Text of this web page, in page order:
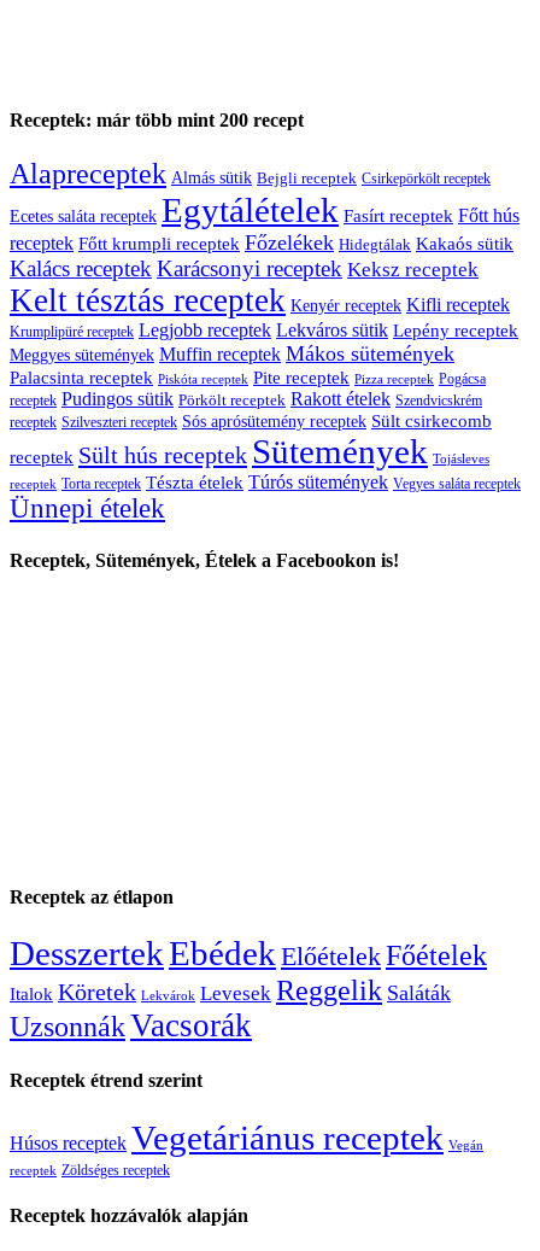
Receptek: már több mint 200 recept
Alapreceptek Almás sütik Bejgli receptek Csirkepörkölt receptek
Ecetes saláta receptek Egytálételek Fasírt receptek Főtt hús
receptek Főtt krumpli receptek Főzelékek Hidegtálak Kakaós sütik
Kalács receptek Karácsonyi receptek Keksz receptek
Kelt tésztás receptek Kenyér receptek Kifli receptek
Krumplipüré receptek Legjobb receptek Lekváros sütik Lepény receptek
Meggyes sütemények Muffin receptek Mákos sütemények
Palacsinta receptek Piskóta receptek Pite receptek Pizza receptek Pogácsa
receptek Pudingos sütik Pörkölt receptek Rakott ételek Szendvicskrém
receptek Szilveszteri receptek Sós aprósütemény receptek Sült csirkecomb
receptek Sült hús receptek Sütemények Tojásleves
receptek Torta receptek Tészta ételek Túrós sütemények Vegyes saláta receptek
Ünnepi ételek
Receptek, Sütemények, Ételek a Facebookon is!
Receptek az étlapon
DesszertekEbédek ElőételekFőételek
Italok Köretek Lekvárok Levesek Reggelik Saláták
UzsonnákVacsorák
Receptek étrend szerint
Húsos receptek Vegetáriánus receptek Vegán
receptek Zöldséges receptek
Receptek hozzávalók alapján